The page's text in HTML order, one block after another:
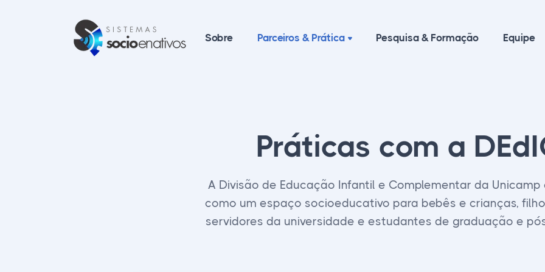
Sobre Parceiros & Prática Pesquisa & Formação Equipe
Práticas com a
A Divisão de Educação Infantil e Complementar da
como um espaço socioeducativo para bebês e crianças,
servidores da universidade e estudantes de graduação e